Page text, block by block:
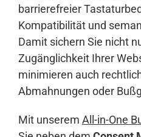
barrierefreier
Kompatibilität und
Damit sichern Sie nicht
Zugänglichkeit Ihrer
minimieren auch
Abmahnungen oder
Mit unserem All-in-One